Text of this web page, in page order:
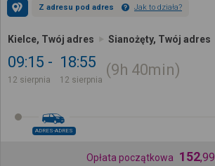
Z adresu pod adres Jak to działa?
Kielce, Twój adres Sianożęty, Twój adres
09:15
12 sierpnia
18:55
12 sierpnia
9h 40min
ADRES-ADRES
Opłata początkowa 152,99